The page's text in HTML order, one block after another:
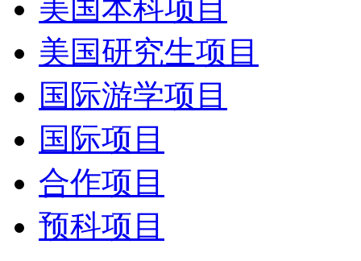
美国本科项目
美国研究生项目
国际游学项目
国际项目
合作项目
预科项目